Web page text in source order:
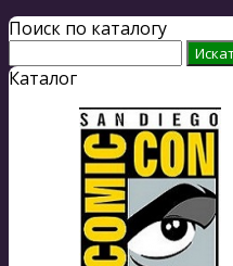
Поиск по каталогу
Каталог